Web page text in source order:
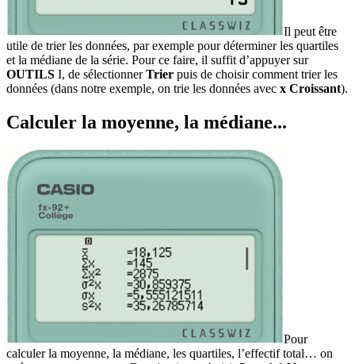
Il peut être
utile de trier les données, par exemple pour déterminer les quartiles
et la médiane de la série. Pour ce faire, il suffit d’appuyer sur
OUTILS I, de sélectionnerTrier puis de choisir comment trier les
données (dans notre exemple, on trie les données avec x Croissant).
Calculer la moyenne, la médiane...
Pour
calculer la moyenne, la médiane, les quartiles, l’effectif total… on